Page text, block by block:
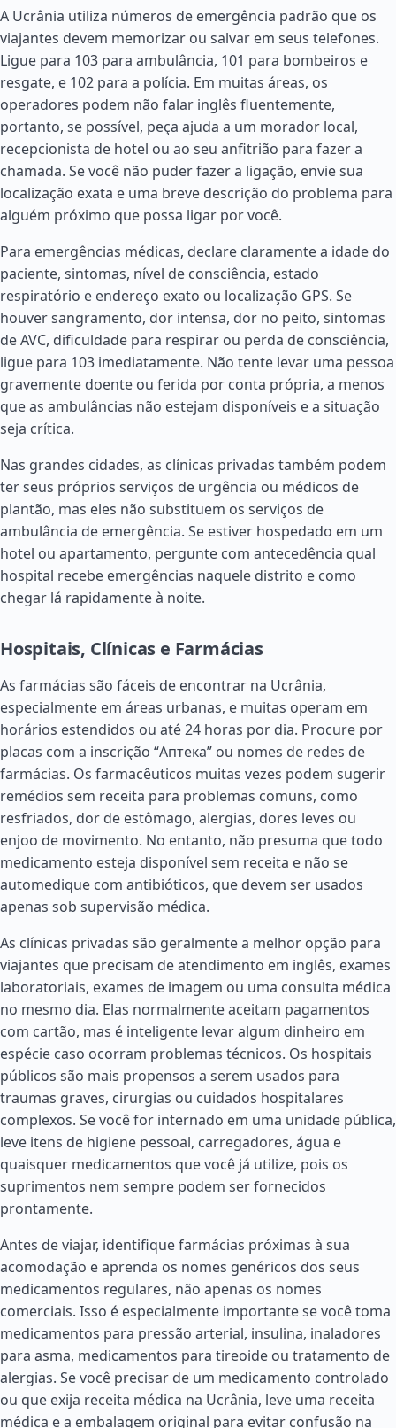
A Ucrânia utiliza números de emergência padrão que os
viajantes devem memorizar ou salvar em seus telefones.
Ligue para 103 para ambulância, 101 para bombeiros e
resgate, e 102 para a polícia. Em muitas áreas, os
operadores podem não falar inglês fluentemente,
portanto, se possível, peça ajuda a um morador local,
recepcionista de hotel ou ao seu anfitrião para fazer a
chamada. Se você não puder fazer a ligação, envie sua
localização exata e uma breve descrição do problema para
alguém próximo que possa ligar por você.
Para emergências médicas, declare claramente a idade do
paciente, sintomas, nível de consciência, estado
respiratório e endereço exato ou localização GPS. Se
houver sangramento, dor intensa, dor no peito, sintomas
de AVC, dificuldade para respirar ou perda de consciência,
ligue para 103 imediatamente. Não tente levar uma pessoa
gravemente doente ou ferida por conta própria, a menos
que as ambulâncias não estejam disponíveis e a situação
seja crítica.
Nas grandes cidades, as clínicas privadas também podem
ter seus próprios serviços de urgência ou médicos de
plantão, mas eles não substituem os serviços de
ambulância de emergência. Se estiver hospedado em um
hotel ou apartamento, pergunte com antecedência qual
hospital recebe emergências naquele distrito e como
chegar lá rapidamente à noite.
Hospitais, Clínicas e Farmácias
As farmácias são fáceis de encontrar na Ucrânia,
especialmente em áreas urbanas, e muitas operam em
horários estendidos ou até 24 horas por dia. Procure por
placas com a inscrição “Аптека” ou nomes de redes de
farmácias. Os farmacêuticos muitas vezes podem sugerir
remédios sem receita para problemas comuns, como
resfriados, dor de estômago, alergias, dores leves ou
enjoo de movimento. No entanto, não presuma que todo
medicamento esteja disponível sem receita e não se
automedique com antibióticos, que devem ser usados
apenas sob supervisão médica.
As clínicas privadas são geralmente a melhor opção para
viajantes que precisam de atendimento em inglês, exames
laboratoriais, exames de imagem ou uma consulta médica
no mesmo dia. Elas normalmente aceitam pagamentos
com cartão, mas é inteligente levar algum dinheiro em
espécie caso ocorram problemas técnicos. Os hospitais
públicos são mais propensos a serem usados para
traumas graves, cirurgias ou cuidados hospitalares
complexos. Se você for internado em uma unidade pública,
leve itens de higiene pessoal, carregadores, água e
quaisquer medicamentos que você já utilize, pois os
suprimentos nem sempre podem ser fornecidos
prontamente.
Antes de viajar, identifique farmácias próximas à sua
acomodação e aprenda os nomes genéricos dos seus
medicamentos regulares, não apenas os nomes
comerciais. Isso é especialmente importante se você toma
medicamentos para pressão arterial, insulina, inaladores
para asma, medicamentos para tireoide ou tratamento de
alergias. Se você precisar de um medicamento controlado
ou que exija receita médica na Ucrânia, leve uma receita
médica e a embalagem original para evitar confusão na